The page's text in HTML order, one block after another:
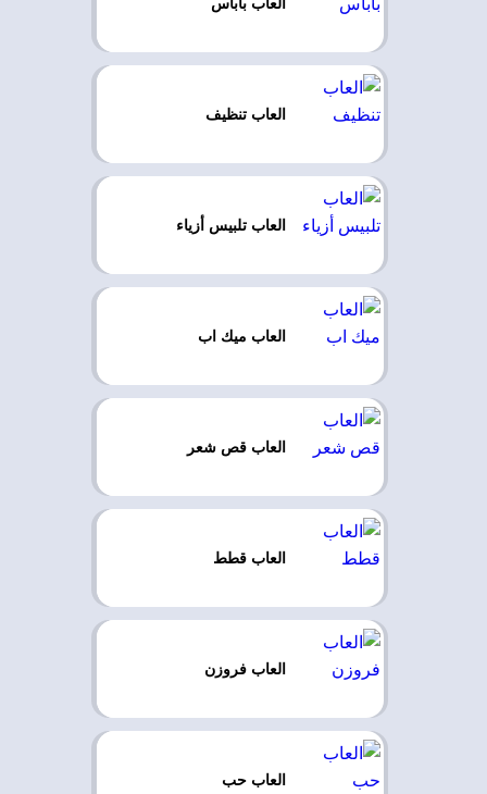
العاب تنظيف
العاب تلبيس أزياء
العاب ميك اب
العاب قص شعر
العاب قطط
العاب فروزن
العاب حب